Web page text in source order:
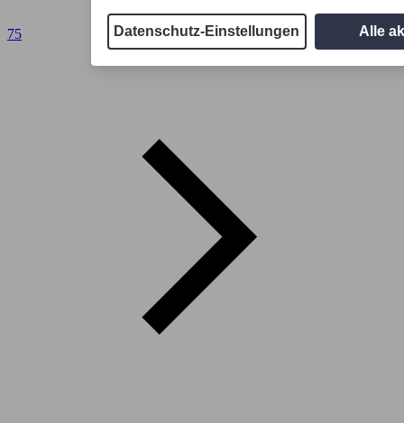
75 Datenschutz-Einstellungen Alle